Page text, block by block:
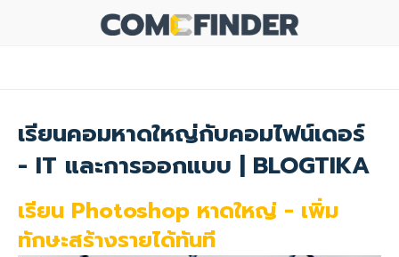
เรียนคอมหาดใหญ่กับคอมไฟน์เดอร์
- IT และการออกแบบ | BLOGTIKA
เรียน Photoshop หาดใหญ่ - เพิ่ม
ทักษะสร้างรายได้ทันที